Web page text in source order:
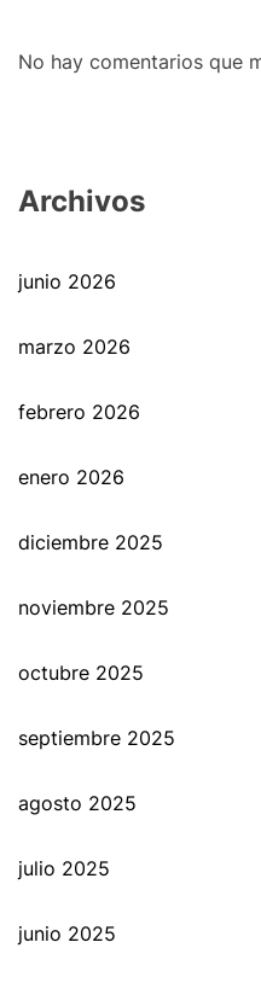
No hay comentarios que
Archivos
junio 2026
marzo 2026
febrero 2026
enero 2026
diciembre 2025
noviembre 2025
octubre 2025
septiembre 2025
agosto 2025
julio 2025
junio 2025